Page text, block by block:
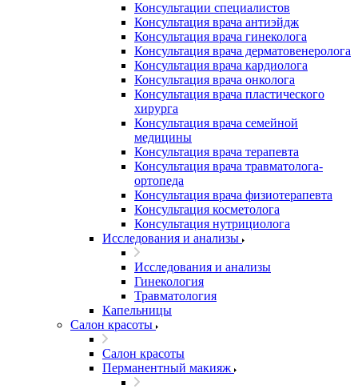
Консультации специалистов
Консультация врача антиэйдж
Консультация врача гинеколога
Консультация врача дерматовенеролога
Консультация врача кардиолога
Консультация врача онколога
Консультация врача пластического
хирурга
Консультация врача семейной
медицины
Консультация врача терапевта
Консультация врача травматолога-
ортопеда
Консультация врача физиотерапевта
Консультация косметолога
Консультация нутрициолога
Исследования и анализы
Исследования и анализы
Гинекология
Травматология
Капельницы
Салон красоты
Салон красоты
Перманентный макияж